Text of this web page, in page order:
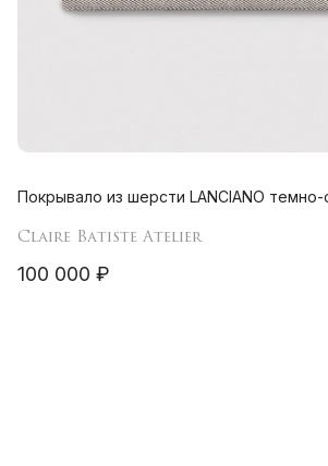
Покрывало из шерсти LANCIANO
Claire Batiste Atelier
100 000 ₽